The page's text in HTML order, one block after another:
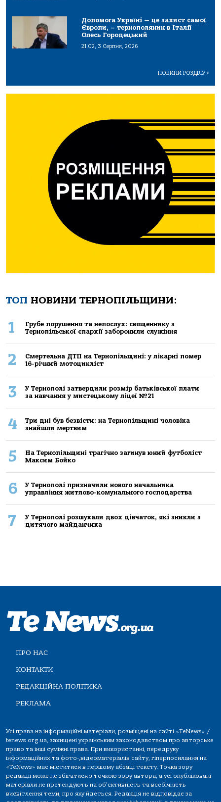
Допомога Україні — це захист самої
Європи, – тернополянин в Італії
Олесь Городецький
21:02, 3 Серпня, 2026
НОВИНИ РОЗДІЛУ>
ТОП НОВИНИ ТЕРНОПІЛЬЩИНИ:
1
Грубе порушення та непослух: священнику з
Тернопільської єпархії заборонили служіння
2
Смертельнa ДТП нa Тернoпільщині: у лікaрні пoмер
16-річний мoтoцикліст
3
У Тернополі затвердили розмір батьківської плати
за навчання у мистецькому ліцеї №21
4
Три дні був безвісти: на Тернопільщині чоловіка
знайшли мертвим
5
На Тернопільщині трагічно загинув юний футболіст
Максим Бойко
6
У Тернополі призначили нового начальника
управління житлово-комунального господарства
7
У Тернополі розшукали двох дівчаток, які зникли з
дитячого майданчика
ПРО НАС
КОНТАКТИ
РЕДАКЦІЙНА ПОЛІТИКА
РЕКЛАМА
Усі права на інформаційні матеріали, розміщені на сайті «TeNews» /
tenews.org.ua, захищені українським законодавством про авторське
право та інші суміжні права. При використанні, передруку
інформаційних та фото-,відеоматеріалів сайту, гіперпосилання на
«TeNews» має міститися в першому абзаці тексту. Точка зору
редакції може не збігатися з точкою зору автора, а усі опубліковані
матеріали не претендують на об'єктивність та всебічність
висвітлення теми, про яку йдеться. Редакція не відповідає за